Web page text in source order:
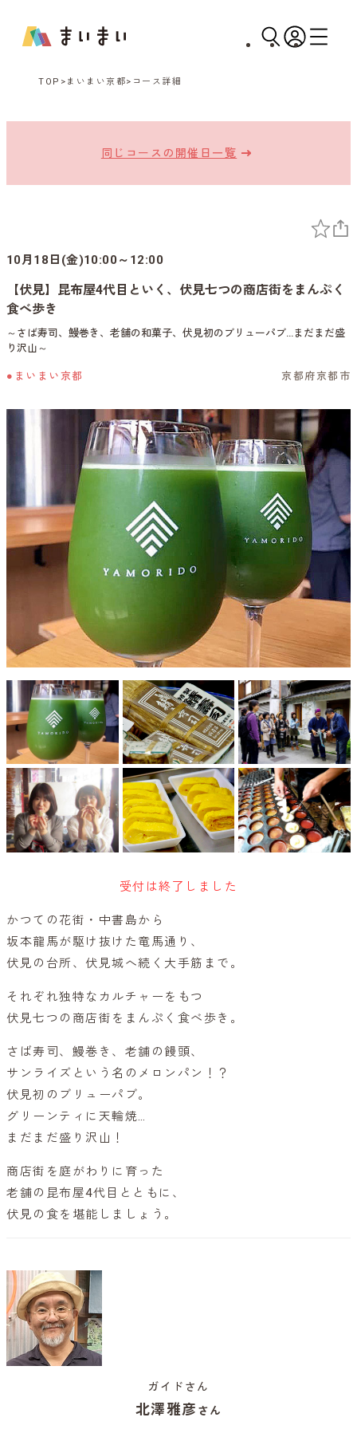
TOP まいまい京都 コース詳細
同じコースの開催日一覧
10月18日(金)10:00～12:00
【伏見】昆布屋4代目といく、伏見七つの商店街をまんぷく
食べ歩き
～さば寿司、鰻巻き、老舗の和菓子、伏見初のブリューパブ…まだまだ盛
り沢山～
●まいまい京都 京都府京都市
受付は終了しました
かつての花街・中書島から
坂本龍馬が駆け抜けた竜馬通り、
伏見の台所、伏見城へ続く大手筋まで。
それぞれ独特なカルチャーをもつ
伏見七つの商店街をまんぷく食べ歩き。
さば寿司、鰻巻き、老舗の饅頭、
サンライズという名のメロンパン！？
伏見初のブリューパブ。
グリーンティに天輪焼…
まだまだ盛り沢山！
商店街を庭がわりに育った
老舗の昆布屋4代目とともに、
伏見の食を堪能しましょう。
ガイドさん
北澤雅彦 さん